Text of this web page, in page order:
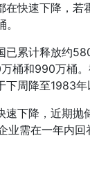
快速下降，
累计释放约
桶和990万桶
周降至1983年
下降，近期
需在一年内